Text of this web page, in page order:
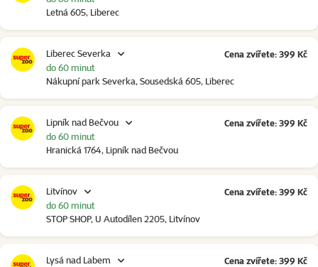
Letná 605, Liberec
Liberec Severka
Nákupní park Severka, Sousedská 605, Liberec
do 60 minut
Cena zvířete: 399 Kč
Lipník nad Bečvou
Hranická 1764, Lipník nad Bečvou
do 60 minut
Cena zvířete: 399 Kč
Litvínov
STOP SHOP, U Autodílen 2205, Litvínov
do 60 minut
Cena zvířete: 399 Kč
Lysá nad Labem Cena zvířete: 399 Kč